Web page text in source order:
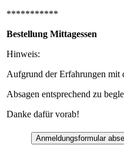
***********
Bestellung Mittagessen
Hinweis:
Aufgrund der Erfahrungen mit
Absagen entsprechend zu
Danke dafür vorab!